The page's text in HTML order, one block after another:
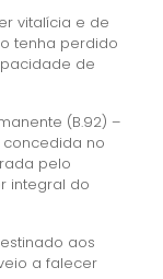
vitalícia e de
tenha perdido
de
(B.92) –
no
pelo
integral do
aos
a falecer